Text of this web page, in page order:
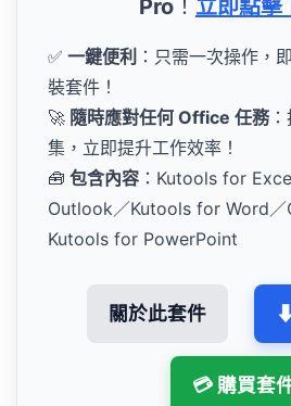
Pro ！ 立即點擊
✅ 一鍵便利 ：只需一次操作，
裝套件！
🚀 隨時應對任何 Office 任務：
集，立即提升工作效率！
🧰 包含內容 ：Kutools for
Outlook／Kutools for Word
Kutools for PowerPoint
關於此套件
💳 購買套